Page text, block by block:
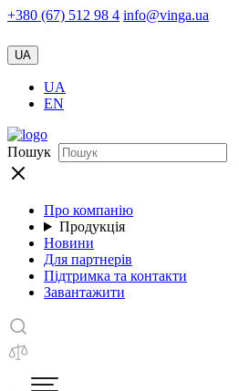
+380 (67) 512 98 4 info@vinga.ua
UA
UA
EN
Пошук
Про компанію
Продукція
Новини
Для партнерів
Підтримка та контакти
Завантажити